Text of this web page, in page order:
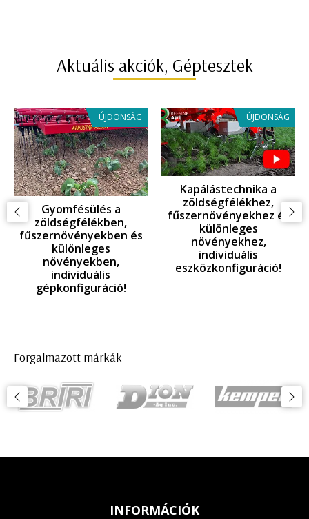
Aktuális akciók, Géptesztek
ÚJDONSÁG
Gyomfésülés a
zöldségfélékben,
fűszernövényekben és
különleges
növényekben,
individuális
gépkonfiguráció!
ÚJDONSÁG
Kapálástechnika a
zöldségfélékhez,
fűszernövényekhez és
különleges
növényekhez,
individuális
eszközkonfiguráció!
Forgalmazott márkák
INFORMÁCIÓK